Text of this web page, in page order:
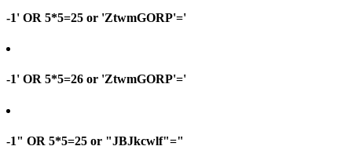
-1' OR 5*5=25 or 'ZtwmGORP'='
-1' OR 5*5=26 or 'ZtwmGORP'='
-1" OR 5*5=25 or "JBJkcwlf"="